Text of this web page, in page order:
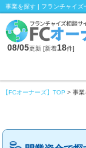
事業を探す | フランチャイズ
08/05更新 [新着18件]
【FCオーナーズ】TOP > 事業